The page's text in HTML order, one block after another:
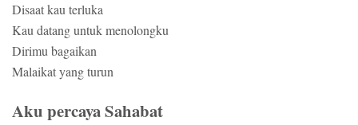
Disaat kau terluka
Kau datang untuk menolongku
Dirimu bagaikan
Malaikat yang turun
Aku percaya Sahabat